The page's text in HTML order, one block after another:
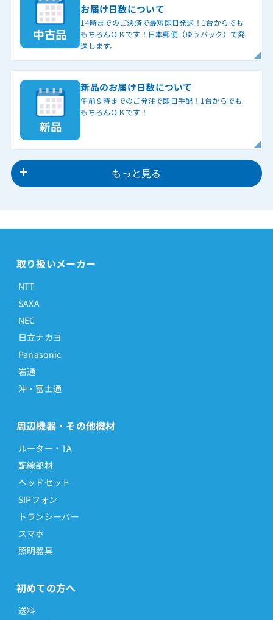
お届け日数について
14時までのご決済で最短即日発送！1台からでも
もちろんＯＫです！日本郵便（ゆうパック）で発
送します。
新品のお届け日数について
午前９時までのご発注で即日手配！1台からでも
もちろんＯＫです！
もっと見る
取り扱いメーカー
NTT
SAXA
NEC
日立ナカヨ
Panasonic
岩通
沖・富士通
周辺機器・その他機材
ルーター・TA
配線部材
ヘッドセット
SIPフォン
トランシーバー
スマホ
照明器具
初めての方へ
送料